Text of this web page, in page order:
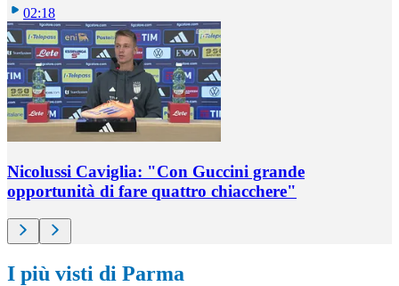
02:18
Nicolussi Caviglia: "Con Guccini grande
opportunità di fare quattro chiacchere"
I più visti di Parma